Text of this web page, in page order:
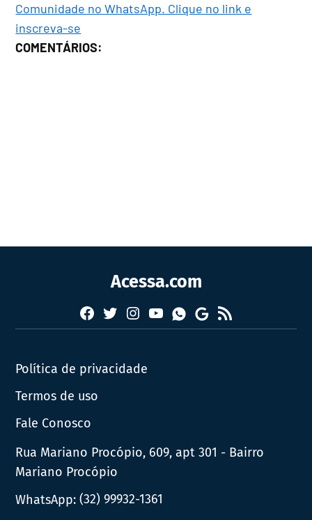
Comunidade no WhatsApp. Clique no link e
inscreva-se
COMENTÁRIOS:
Acessa.com
Facebook
TwitterInstagram
YouTubeWhatsapp
Google
News
RSS
Política de privacidade
Termos de uso
Fale Conosco
Rua Mariano Procópio, 609, apt 301 - Bairro
Mariano Procópio
WhatsApp:(32) 99932-1361